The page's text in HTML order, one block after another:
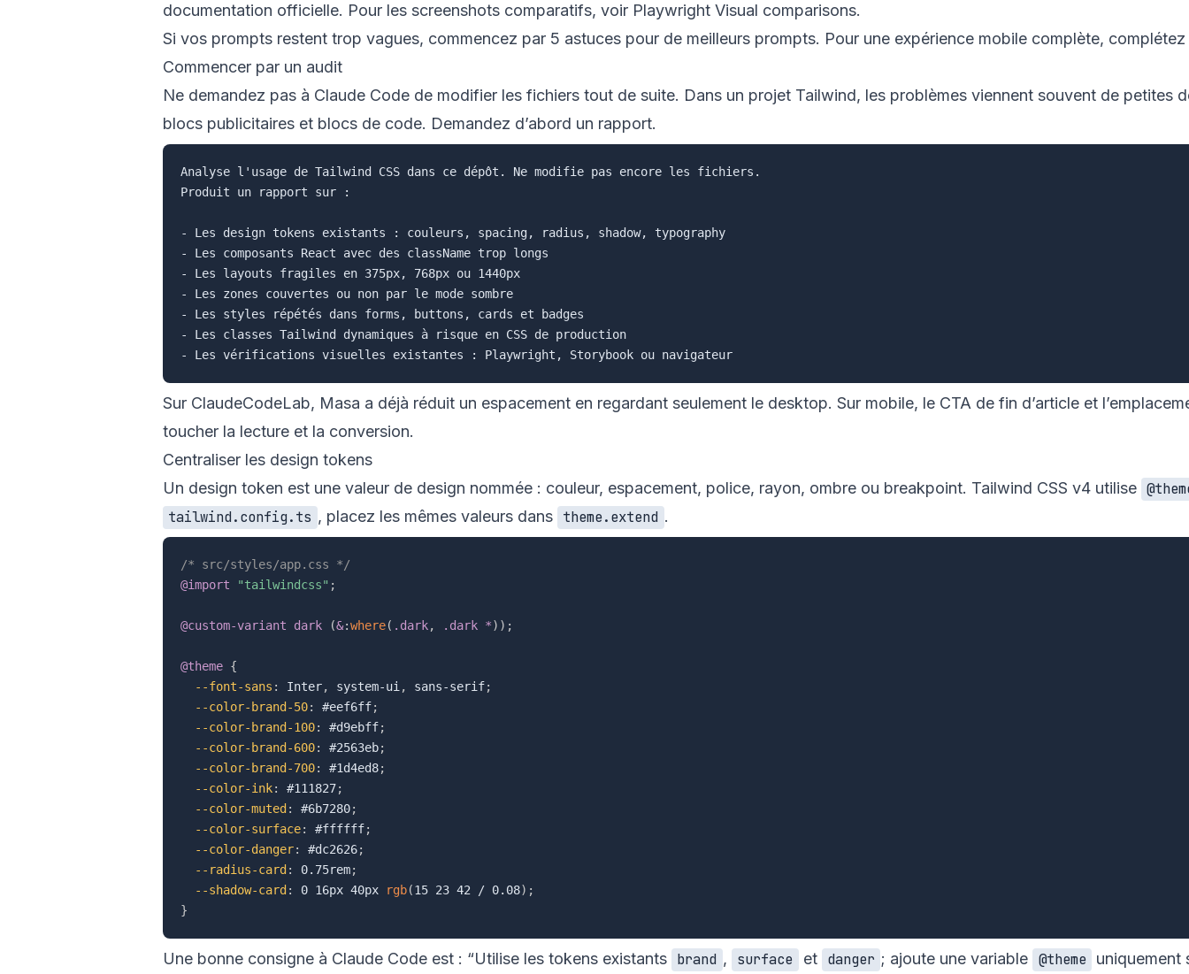
documentation officielle. Pour les screenshots comparatifs, voir Playwright Visual comparisons.
Si vos prompts restent trop vagues, commencez par 5 astuces pour de meilleurs prompts. Pour une expérience mobile complète,
Commencer par un audit
Ne demandez pas à Claude Code de modifier les fichiers tout de suite. Dans un projet Tailwind, les problèmes viennent souvent de
blocs publicitaires et blocs de code. Demandez d’abord un rapport.
Analyse l'usage de Tailwind CSS dans ce dépôt. Ne modifie pas encore les fichiers.
Produit un rapport sur :
- Les design tokens existants : couleurs, spacing, radius, shadow, typography
- Les composants React avec des className trop longs
- Les layouts fragiles en 375px, 768px ou 1440px
- Les zones couvertes ou non par le mode sombre
- Les styles répétés dans forms, buttons, cards et badges
- Les classes Tailwind dynamiques à risque en CSS de production
Sur ClaudeCodeLab, Masa a déjà réduit un espacement en regardant seulement le desktop. Sur mobile, le CTA de fin d’article et
toucher la lecture et la conversion.
Centraliser les design tokens
Un design token est une valeur de design nommée : couleur, espacement, police, rayon, ombre ou breakpoint. Tailwind CSS v4 utilise
tailwind.config.ts , placez les mêmes valeurs dans theme.extend .
/* src/styles/app.css */
@import
"tailwindcss" ;
@custom-variant dark (&:where( .dark, .dark *) ) ;
@theme {
--font-sans : Inter, system-ui, sans-serif;
--color-brand-50: #eef6ff;
--color-brand-100: #d9ebff;
--color-brand-600: #2563eb;
--color-brand-700: #1d4ed8;
--color-ink: #111827;
--color-muted : #6b7280;
--color-surface: #ffffff;
--color-danger: #dc2626;
--radius-card : 0.75rem;
--shadow-card : 0 16px 40px rgb(15 23 42 / 0.08) ;
}
Une bonne consigne à Claude Code est : “Utilise les tokens existants brand , surface et danger ; ajoute une variable @theme
uniquement